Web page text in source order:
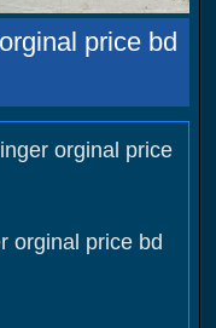
price bd
orginal price
orginal price bd